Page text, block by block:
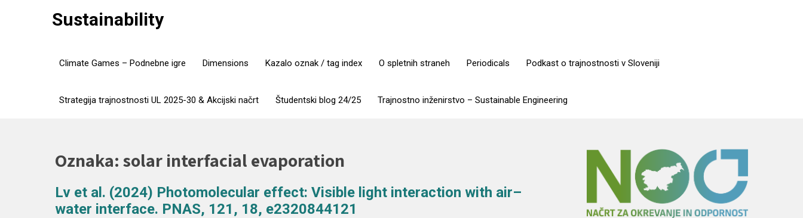
Sustainability
Climate Games – Podnebne igre Dimensions Kazalo oznak / tag index O spletnih straneh Periodicals Podkast o trajnostnosti v Sloveniji
Strategija trajnostnosti UL 2025-30 & Akcijski načrt Študentski blog 24/25 Trajnostno inženirstvo – Sustainable Engineering
Oznaka: solar interfacial evaporation
Lv et al. (2024) Photomolecular effect: Visible light interaction with air–
water interface. PNAS, 121, 18, e2320844121